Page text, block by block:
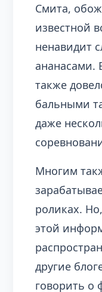
Смита,
известной
ненавидит
ананасами.
также
бальными
даже
Многим
роликах.
этой
другие
говорить о